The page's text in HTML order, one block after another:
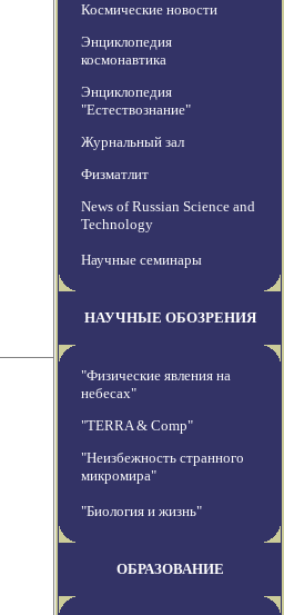
Космические новости
Энциклопедия
космонавтика
Энциклопедия
"Естествознание"
Журнальный зал
Физматлит
News of Russian Science and
Technology
Научные семинары
НАУЧНЫЕ ОБОЗРЕНИЯ
"Физические явления на
небесах"
"TERRA & Comp"
"Неизбежность странного
микромира"
"Биология и жизнь"
ОБРАЗОВАНИЕ